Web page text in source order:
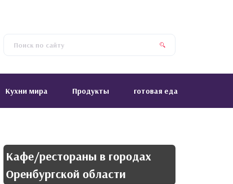
Кухни мира Продукты готовая еда
Кафе/рестораны в городах
Оренбургской области